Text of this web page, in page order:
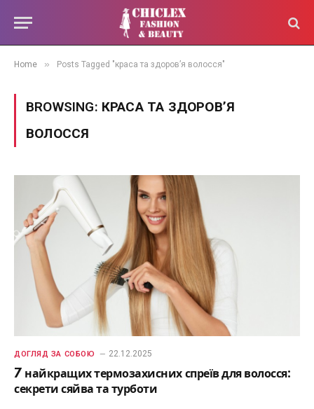
Home » Posts Tagged "краса та здоров’я волосся"
BROWSING: КРАСА ТА ЗДОРОВ’Я
ВОЛОССЯ
ДОГЛЯД ЗА СОБОЮ 22.12.2025
7 найкращих термозахисних спреїв для волосся:
секрети сяйва та турботи